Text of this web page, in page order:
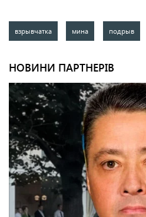
взрывчатка мина подрыв